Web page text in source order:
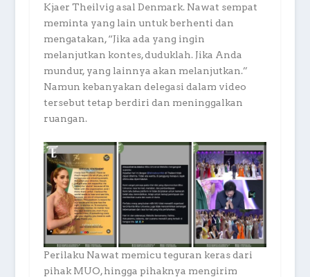
Kjaer Theilvig asal Denmark. Nawat sempat
meminta yang lain untuk berhenti dan
mengatakan, “Jika ada yang ingin
melanjutkan kontes, duduklah. Jika Anda
mundur, yang lainnya akan melanjutkan.”
Namun kebanyakan delegasi dalam video
tersebut tetap berdiri dan meninggalkan
ruangan.
Perilaku Nawat memicu teguran keras dari
pihak MUO, hingga pihaknya mengirim